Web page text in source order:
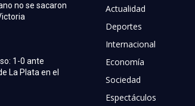
no se sacaron
1-0 ante
La Plata en el
Actualidad
Deportes
Internacional
Economía
Sociedad
Espectáculos